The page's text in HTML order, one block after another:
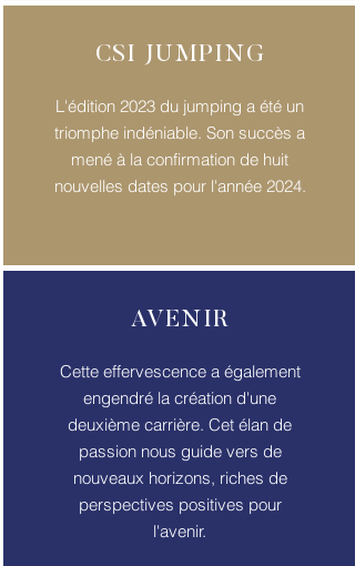
CSI JUMPING
L'édition 2023 du jumping a été un
triomphe indéniable. Son succès a
mené à la confirmation de huit
nouvelles dates pour l'année 2024.
AVENIR
Cette effervescence a également
engendré la création d'une
deuxième carrière. Cet élan de
passion nous guide vers de
nouveaux horizons, riches de
perspectives positives pour
l'avenir.